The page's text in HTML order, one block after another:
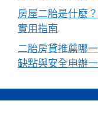
房屋二胎是什麼
實用指南
二胎房貸推薦哪
缺點與安全申辦